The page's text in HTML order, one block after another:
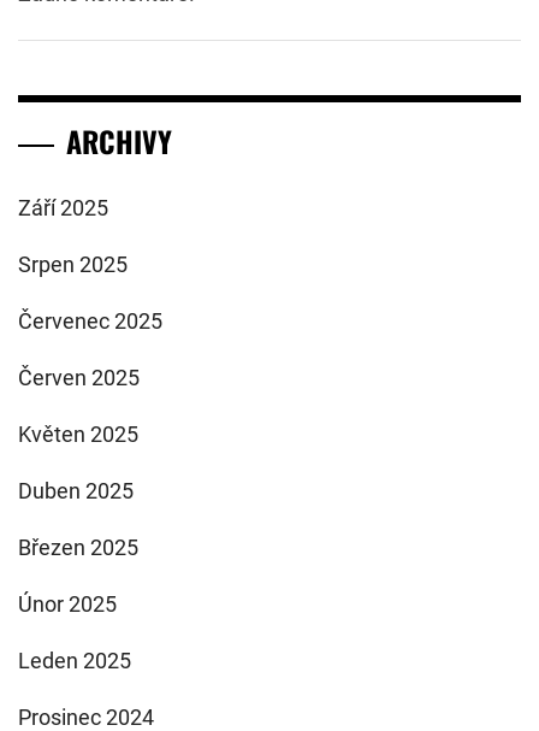
ARCHIVY
Září 2025
Srpen 2025
Červenec 2025
Červen 2025
Květen 2025
Duben 2025
Březen 2025
Únor 2025
Leden 2025
Prosinec 2024